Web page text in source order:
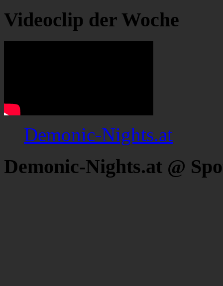
Videoclip der Woche
Demonic-Nights.at
Demonic-Nights.at @